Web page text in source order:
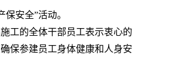
安全”活动。
工的全体干部员工表示衷心的
保参建员工身体健康和人身安